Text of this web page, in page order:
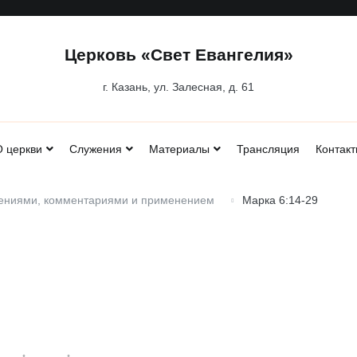
Церковь «Свет Евангелия»
г. Казань, ул. Залесная, д. 61
церкви Служения Материалы Трансляция
комментариями и применением Марка 6:14-29